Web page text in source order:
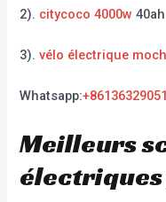
2). citycoco 4000w 40ah
3).vélo électrique
Whatsapp:
Meilleurs